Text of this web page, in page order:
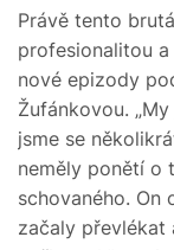
Právě tento
profesionalitou
nové epizody
Žufánkovou.
jsme se
neměly ponětí o
schovaného. On
začaly převlékat